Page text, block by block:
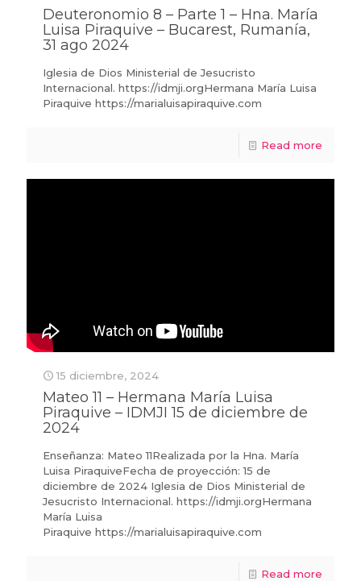
Deuteronomio 8 – Parte 1 – Hna. María
Luisa Piraquive – Bucarest, Rumanía,
31 ago 2024
Iglesia de Dios Ministerial de Jesucristo
Internacional. https://idmji.orgHermana María Luisa
Piraquive https://marialuisapiraquive.com
Read more
15 diciembre, 2024
Mateo 11 – Hermana María Luisa
Piraquive – IDMJI 15 de diciembre de
2024
Enseñanza: Mateo 11Realizada por la Hna. María
Luisa PiraquiveFecha de proyección: 15 de
diciembre de 2024 Iglesia de Dios Ministerial de
Jesucristo Internacional. https://idmji.orgHermana
María Luisa
Piraquive https://marialuisapiraquive.com
Read more